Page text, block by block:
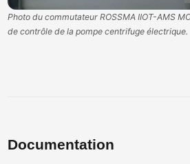
Photo du commutateur ROSSMA IIOT-AMS
de contrôle de la pompe centrifuge électrique.
Documentation